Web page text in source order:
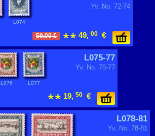
Yv. No. 72-74
L074
59.00 € 49, 00 €
L075-77
Yv. No. 75-77
L076 L077
19, 50 €
L078-81
Yv. No. 78-81